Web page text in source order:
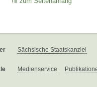
Sächsische Staatskanzlei
Medienservice